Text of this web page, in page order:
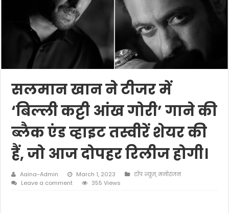
सलमान खान ने टीजर में
‘बिल्ली कट्टी आंख गोरी’ गाने की
ब्लैक एंड व्हाइट तस्वीरें शेयर की
हैं, जो आज दोपहर रिलीज होगी।
Aaina-Admin March 1, 2023 टॉप न्यूज़,मनोरंजन
Leave a comment
355 Views